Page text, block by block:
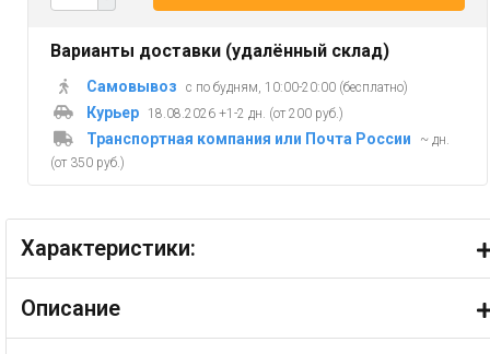
Варианты доставки (удалённый склад)
Самовывоз с по будням, 10:00-20:00 (бесплатно)
Курьер 18.08.2026 +1-2 дн. (от 200 руб.)
Транспортная компания или Почта России
~ дн.
(от 350 руб.)
Характеристики:
Описание